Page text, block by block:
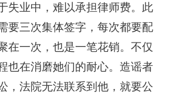
失业中，难以承担律师费。此
要三次集体签字，每次都要配
在一次，也是一笔花销。不仅
也在消磨她们的耐心。造谣者
，法院无法联系到他，就要公